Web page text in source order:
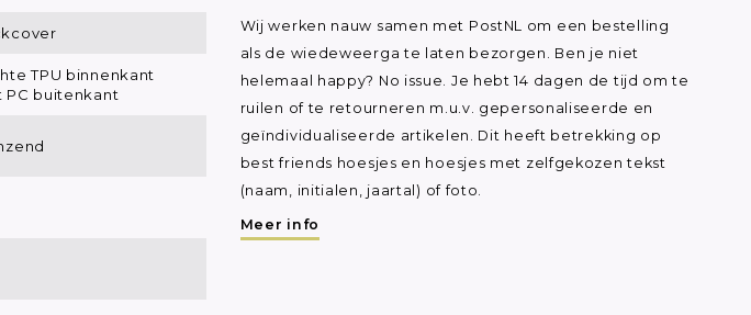
TPU binnenkant
PC buitenkant
Wij werken nauw samen met PostNL om een bestelling
als de wiedeweerga te laten bezorgen. Ben je niet
helemaal happy? No issue. Je hebt 14 dagen de tijd om te
ruilen of te retourneren m.u.v. gepersonaliseerde en
geïndividualiseerde artikelen. Dit heeft betrekking op
best friends hoesjes en hoesjes met zelfgekozen tekst
(naam, initialen, jaartal) of foto.
Meer info